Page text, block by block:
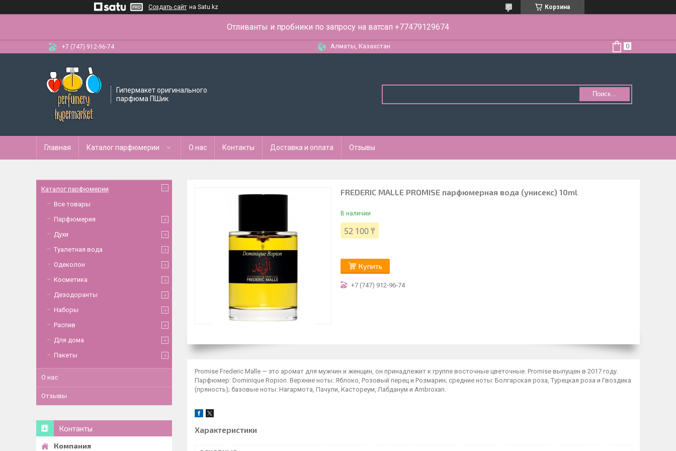
Создать сайт на Satu.kz Корзина
Отливанты и пробники по запросу на ватсап +77479129674
+7 (747) 912-96-74 Алматы, Казахстан
Гипермакет оригинального
парфюма ПШик
Поиск...
Главная Каталог парфюмерии О нас Контакты Доставка и оплата Отзывы
FREDERIC MALLE PROMISE парфюмерная вода (унисекс) 10ml
В наличии
52 100 ₸
Купить
+7 (747) 912-96-74
Promise Frederic Malle — это аромат для мужчин и женщин, он принадлежит к группе восточные цветочные. Promise выпущен в 2017 году.
Парфюмер: Dominique Ropion. Верхние ноты: Яблоко, Розовый перец и Розмарин; средние ноты: Болгарская роза, Турецкая роза и Гвоздика
(пряность); базовые ноты: Нагармота, Пачули, Кастореум, Лабданум и Ambroxan.
Характеристики
Каталог парфюмерии
Все товары
Парфюмерия
Духи
Туалетная вода
Одеколон
Косметика
Дезодоранты
Наборы
Распив
Для дома
Пакеты
О нас
Отзывы
Контакты